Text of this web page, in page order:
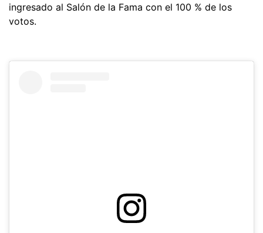
ingresado al Salón de la Fama con el 100 % de los
votos.